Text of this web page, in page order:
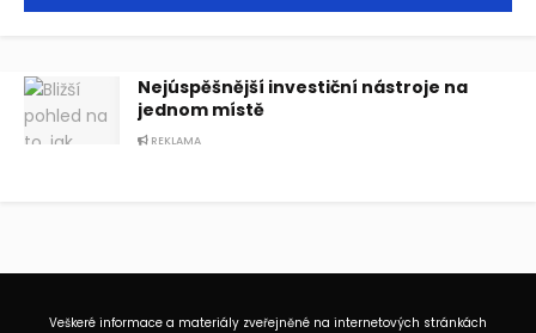
Nejúspěšnější investiční nástroje na
jednom místě
REKLAMA
Veškeré informace a materiály zveřejněné na internetových stránkách